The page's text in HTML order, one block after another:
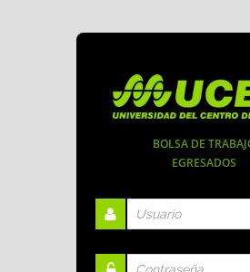
BOLSA DE
EGRESADOS